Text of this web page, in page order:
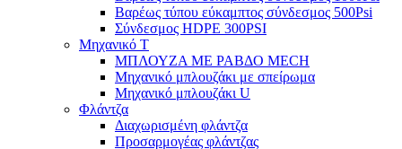
Βαρέως τύπου εύκαμπτος σύνδεσμος 500Psi
Σύνδεσμος HDPE 300PSI
Μηχανικό Τ
ΜΠΛΟΥΖΑ ΜΕ ΡΑΒΔΟ MECH
Μηχανικό μπλουζάκι με σπείρωμα
Μηχανικό μπλουζάκι U
Φλάντζα
Διαχωρισμένη φλάντζα
Προσαρμογέας φλάντζας